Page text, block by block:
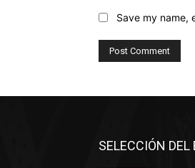
Save my name,
SELECCIÓN DEL